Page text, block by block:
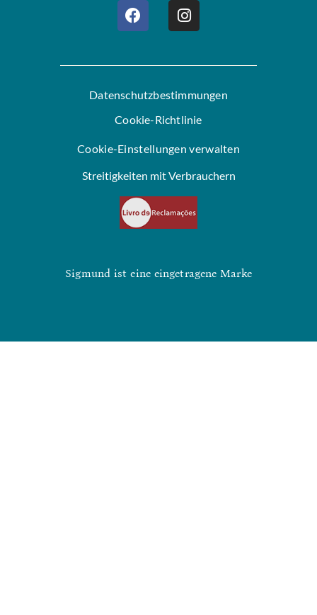
Datenschutzbestimmungen
Cookie-Richtlinie
Cookie-Einstellungen verwalten
Streitigkeiten mit Verbrauchern
Sigmund ist eine eingetragene Marke